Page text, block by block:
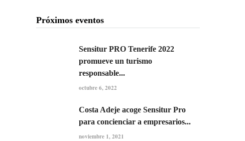
Próximos eventos
Sensitur PRO Tenerife 2022
promueve un turismo
responsable...
octubre 6, 2022
Costa Adeje acoge Sensitur Pro
para concienciar a empresarios...
noviembre 1, 2021